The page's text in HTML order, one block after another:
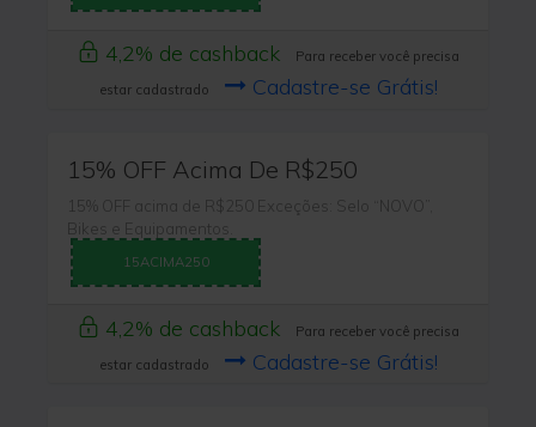
4,2% de cashback
Para receber você precisa
estar cadastrado
Cadastre-se Grátis!
15% OFF Acima De R$250
15% OFF acima de R$250 Exceções: Selo “NOVO”,
Bikes e Equipamentos.
15ACIMA250
4,2% de cashback
Para receber você precisa
estar cadastrado
Cadastre-se Grátis!